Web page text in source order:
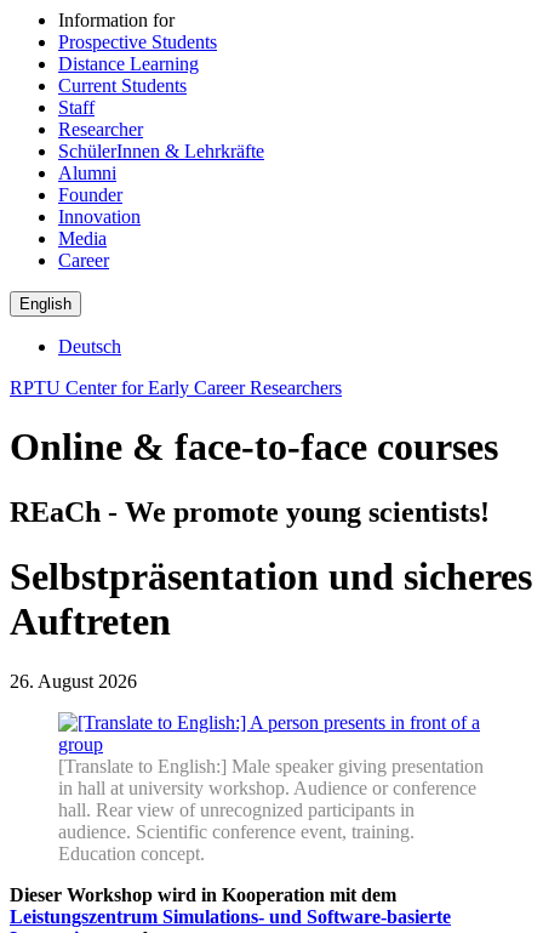
Information for
Prospective Students
Distance Learning
Current Students
Staff
Researcher
SchülerInnen & Lehrkräfte
Alumni
Founder
Innovation
Media
Career
English
Deutsch
RPTU Center for Early Career Researchers
Online & face-to-face courses
REaCh - We promote young scientists!
Selbstpräsentation und sicheres
Auftreten
26. August 2026
[Translate to English:] Male speaker giving presentation
in hall at university workshop. Audience or conference
hall. Rear view of unrecognized participants in
audience. Scientific conference event, training.
Education concept.
Dieser Workshop wird in Kooperation mit dem
Leistungszentrum Simulations- und Software-basierte